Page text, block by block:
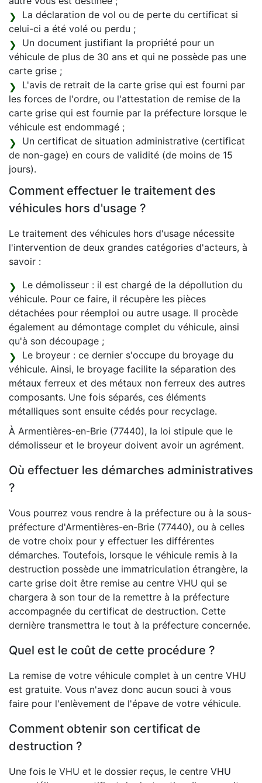
La déclaration de vol ou de perte du certificat si
celui-ci a été volé ou perdu ;
Un document justifiant la propriété pour un
véhicule de plus de 30 ans et qui ne possède pas une
carte grise ;
L'avis de retrait de la carte grise qui est fourni par
les forces de l'ordre, ou l'attestation de remise de la
carte grise qui est fournie par la préfecture lorsque le
véhicule est endommagé ;
Un certificat de situation administrative (certificat
de non-gage) en cours de validité (de moins de 15
jours).
Comment effectuer le traitement des
véhicules hors d'usage ?
Le traitement des véhicules hors d'usage nécessite
l'intervention de deux grandes catégories d'acteurs, à
savoir :
Le démolisseur : il est chargé de la dépollution du
véhicule. Pour ce faire, il récupère les pièces
détachées pour réemploi ou autre usage. Il procède
également au démontage complet du véhicule, ainsi
qu'à son découpage ;
Le broyeur : ce dernier s'occupe du broyage du
véhicule. Ainsi, le broyage facilite la séparation des
métaux ferreux et des métaux non ferreux des autres
composants. Une fois séparés, ces éléments
métalliques sont ensuite cédés pour recyclage.
À Armentières-en-Brie (77440), la loi stipule que le
démolisseur et le broyeur doivent avoir un agrément.
Où effectuer les démarches administratives
?
Vous pourrez vous rendre à la préfecture ou à la sous-
préfecture d'Armentières-en-Brie (77440), ou à celles
de votre choix pour y effectuer les différentes
démarches. Toutefois, lorsque le véhicule remis à la
destruction possède une immatriculation étrangère, la
carte grise doit être remise au centre VHU qui se
chargera à son tour de la remettre à la préfecture
accompagnée du certificat de destruction. Cette
dernière transmettra le tout à la préfecture concernée.
Quel est le coût de cette procédure ?
La remise de votre véhicule complet à un centre VHU
est gratuite. Vous n'avez donc aucun souci à vous
faire pour l'enlèvement de l'épave de votre véhicule.
Comment obtenir son certificat de
destruction ?
Une fois le VHU et le dossier reçus, le centre VHU